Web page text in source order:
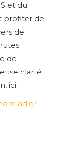
et du
profiter de
de
de
clarté.
ici :
adler –